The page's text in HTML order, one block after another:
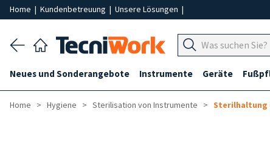
Home | Kundenbetreuung | Unsere Lösungen |
Neues und Sonderangebote Instrumente Geräte
Home Hygiene Sterilisation von Instrumente Sterilhaltung